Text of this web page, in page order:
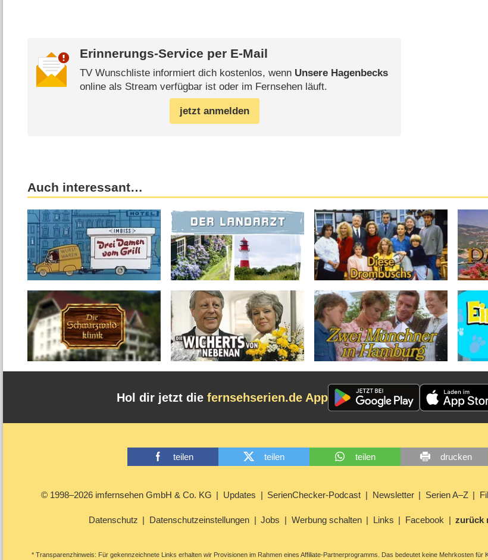
Erinnerungs-Service per E-Mail
TV Wunschliste informiert dich kostenlos, wenn Unsere Hagenbecks
online als Stream verfügbar ist oder im Fernsehen läuft.
jetzt anmelden
Auch interessant…
Hol dir jetzt die fernsehserien.de App
teilen teilen teilen drucken
© 1998–2026 imfernsehen GmbH & Co. KG Updates SerienChecker-Podcast Newsletter Serien A–Z
Datenschutz Datenschutzeinstellungen Jobs Werbung schalten Links Facebook zurück
* Transparenzhinweis: Für gekennzeichnete Links erhalten wir Provisionen im Rahmen eines Affiliate-Partnerprogramms. Das bedeutet keine Mehrkosten für